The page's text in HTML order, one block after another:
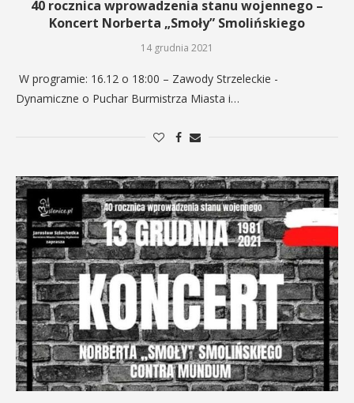
40 rocznica wprowadzenia stanu wojennego –
Koncert Norberta „Smoły” Smolińskiego
14 grudnia 2021
W programie: 16.12 o 18:00 – Zawody Strzeleckie -
Dynamiczne o Puchar Burmistrza Miasta i…